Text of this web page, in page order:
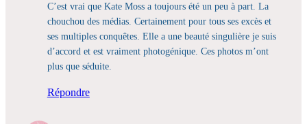
C’est vrai que Kate Moss a toujours été un peu à part. La
chouchou des médias. Certainement pour tous ses excès et
ses multiples conquêtes. Elle a une beauté singulière je suis
d’accord et est vraiment photogénique. Ces photos m’ont
plus que séduite.
Répondre